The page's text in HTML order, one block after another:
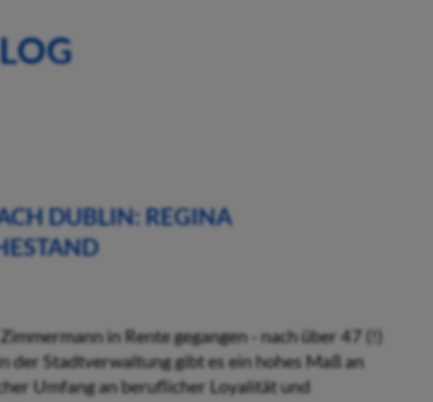
DUBLIN: REGINA
in Rente gegangen - nach über 47 (!)
Stadtverwaltung gibt es ein hohes Maß an
Umfang an beruflicher Loyalität und